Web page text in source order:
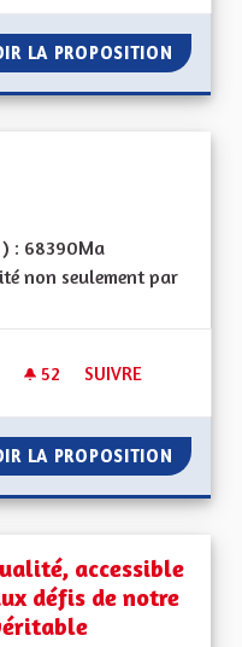
LA PROPOSITION UNE
: 68390Ma
non seulement par
52 52 ABONNÉS
SUIVRE
LA PROPOSITION UNE
accessible
défis de notre